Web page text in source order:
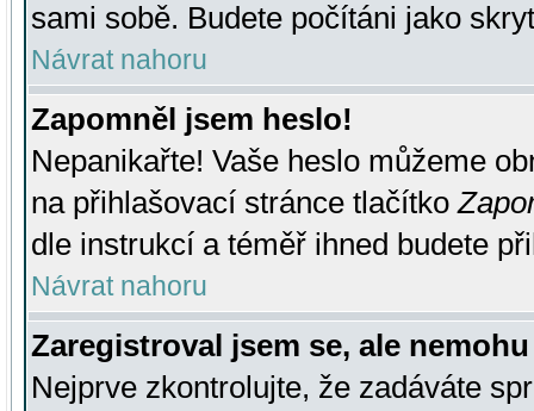
sami sobě. Budete počítáni jako
Návrat nahoru
Zapomněl jsem heslo!
Nepanikařte! Vaše heslo můžeme
na přihlašovací stránce tlačítko
dle instrukcí a téměř ihned budete
Návrat nahoru
Zaregistroval jsem se, ale
Nejprve zkontrolujte, že zadáváte